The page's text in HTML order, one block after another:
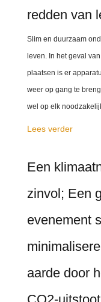
redden van
Slim en duurzaam
leven. In het geval
plaatsen is er
weer op gang te
wel op elk
Lees verder
Een
zinvol; Een
evenement
aarde door